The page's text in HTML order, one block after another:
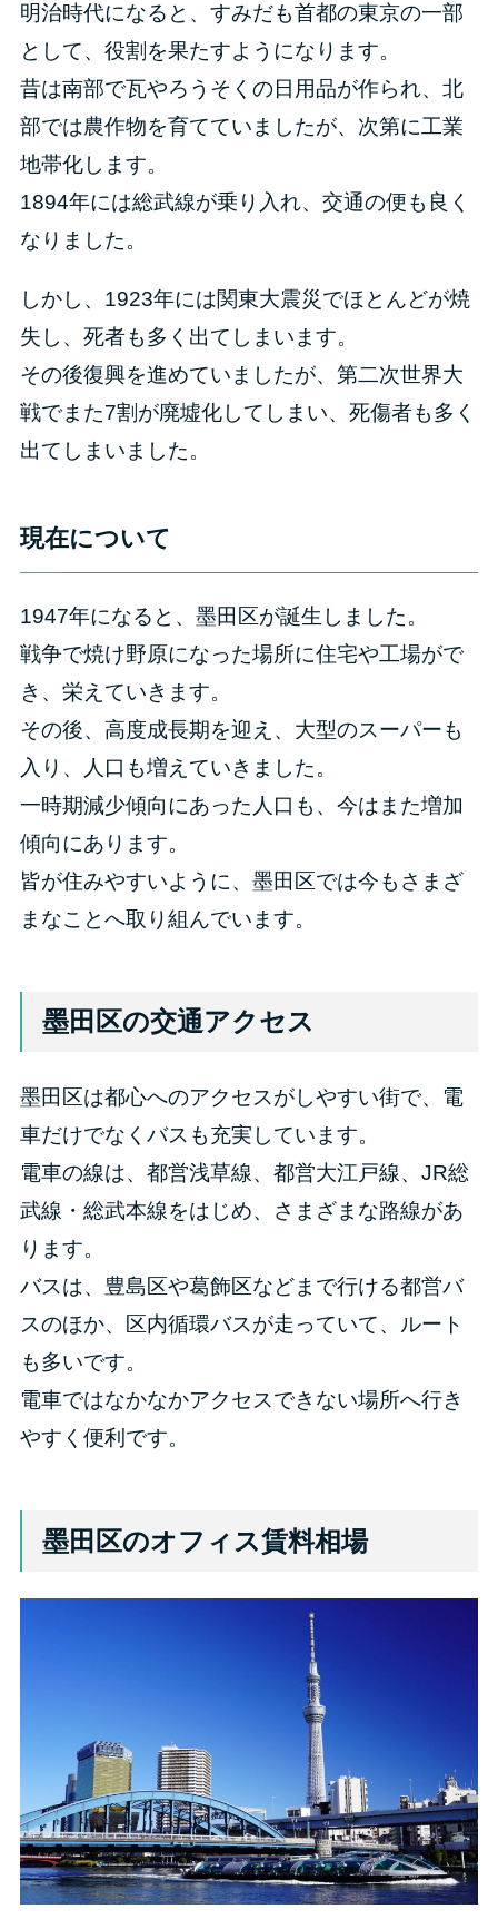
明治時代になると、すみだも首都の東京の一部
として、役割を果たすようになります。
昔は南部で瓦やろうそくの日用品が作られ、北
部では農作物を育てていましたが、次第に工業
地帯化します。
1894年には総武線が乗り入れ、交通の便も良く
なりました。
しかし、1923年には関東大震災でほとんどが焼
失し、死者も多く出てしまいます。
その後復興を進めていましたが、第二次世界大
戦でまた7割が廃墟化してしまい、死傷者も多く
出てしまいました。
現在について
1947年になると、墨田区が誕生しました。
戦争で焼け野原になった場所に住宅や工場がで
き、栄えていきます。
その後、高度成長期を迎え、大型のスーパーも
入り、人口も増えていきました。
一時期減少傾向にあった人口も、今はまた増加
傾向にあります。
皆が住みやすいように、墨田区では今もさまざ
まなことへ取り組んでいます。
墨田区の交通アクセス
墨田区は都心へのアクセスがしやすい街で、電
車だけでなくバスも充実しています。
電車の線は、都営浅草線、都営大江戸線、JR総
武線・総武本線をはじめ、さまざまな路線があ
ります。
バスは、豊島区や葛飾区などまで行ける都営バ
スのほか、区内循環バスが走っていて、ルート
も多いです。
電車ではなかなかアクセスできない場所へ行き
やすく便利です。
墨田区のオフィス賃料相場